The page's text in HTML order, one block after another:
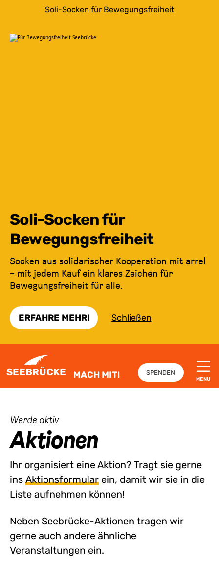
Soli-Socken für Bewegungsfreiheit
Soli-Socken für
Bewegungsfreiheit
Socken aus solidarischer Kooperation mit arrel
– mit jedem Kauf ein klares Zeichen für
Bewegungsfreiheit für alle.
ERFAHRE MEHR! Schließen
SEEBRÜCKE MACH MIT! SPENDEN
MENU
Werde aktiv:
Aktionen
Ihr organisiert eine Aktion? Tragt sie gerne
ins Aktionsformular ein, damit wir sie in die
Liste aufnehmen können!
Neben Seebrücke-Aktionen tragen wir
gerne auch andere ähnliche
Veranstaltungen ein.